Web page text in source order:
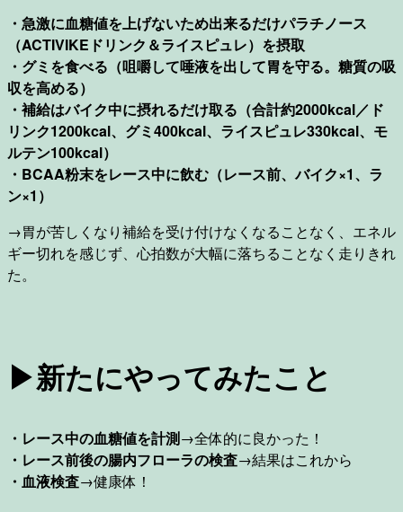
・急激に血糖値を上げないため出来るだけパラチノース
（ACTIVIKEドリンク＆ライスピュレ）を摂取
・グミを食べる（咀嚼して唾液を出して胃を守る。糖質の吸
収を高める）
・補給はバイク中に摂れるだけ取る（合計約2000kcal／ド
リンク1200kcal、グミ400kcal、ライスピュレ330kcal、モ
ルテン100kcal）
・BCAA粉末をレース中に飲む（レース前、バイク×1、ラ
ン×1）
→胃が苦しくなり補給を受け付けなくなることなく、エネル
ギー切れを感じず、心拍数が大幅に落ちることなく走りきれ
た。
▶︎新たにやってみたこと
・レース中の血糖値を計測→全体的に良かった！
・レース前後の腸内フローラの検査→結果はこれから
・血液検査→健康体！